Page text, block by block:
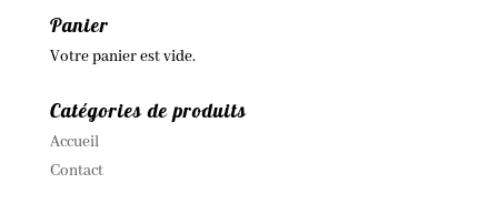
Panier
Votre panier est vide.
Catégories de produits
Accueil
Contact